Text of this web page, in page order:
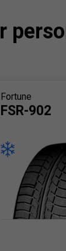
Fortune
FSR-902